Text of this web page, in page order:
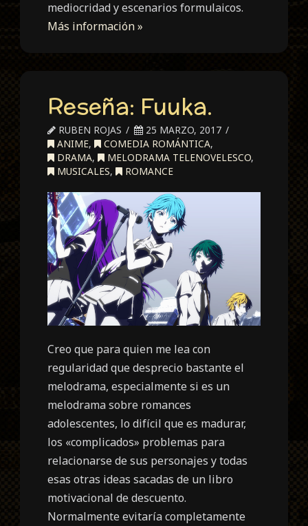
mediocridad y escenarios formulaicos.
Más información »
Reseña: Fuuka.
RUBEN ROJAS
25 MARZO, 2017
ANIME, COMEDIA ROMÁNTICA,
DRAMA, MELODRAMA TELENOVELESCO,
MUSICALES, ROMANCE
Creo que para quien me lea con
regularidad que desprecio bastante el
melodrama, especialmente si es un
melodrama sobre romances
adolescentes, lo difícil que es madurar,
los «complicados» problemas para
relacionarse de sus personajes y todas
esas otras ideas sacadas de un libro
motivacional de descuento.
Normalmente evitaría completamente